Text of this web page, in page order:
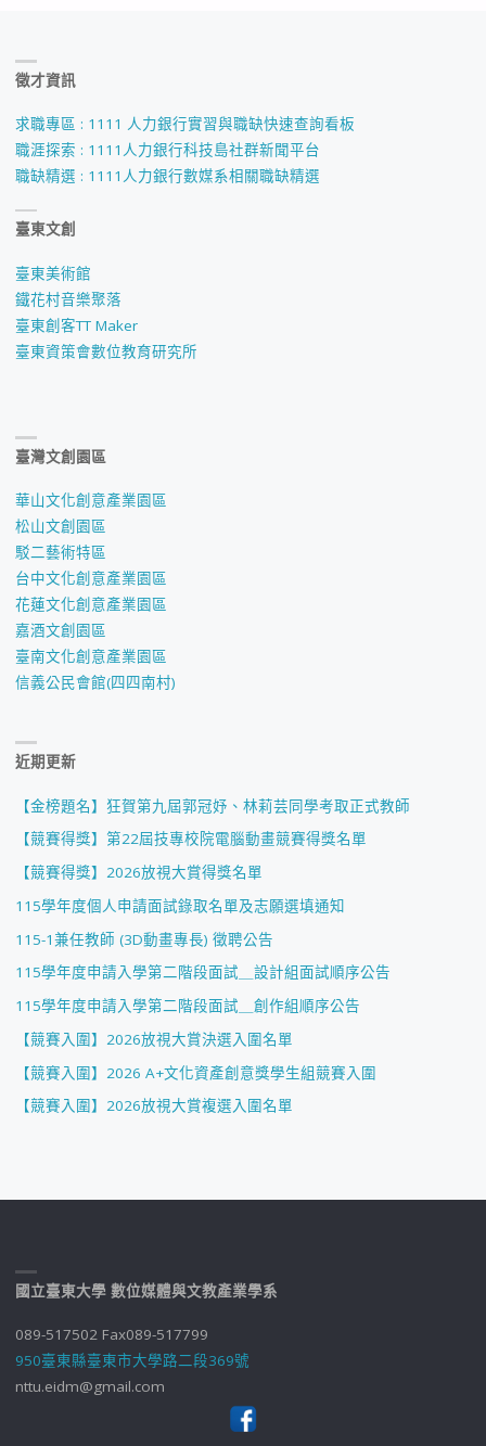
徵才資訊
求職專區 : 1111 人力銀行實習與職缺快速查詢看板
職涯探索 : 1111人力銀行科技島社群新聞平台
職缺精選 : 1111人力銀行數媒系相關職缺精選
臺東文創
臺東美術館
鐵花村音樂聚落
臺東創客TT Maker
臺東資策會數位教育研究所
臺灣文創園區
華山文化創意產業園區
松山文創園區
駁二藝術特區
台中文化創意產業園區
花蓮文化創意產業園區
嘉酒文創園區
臺南文化創意產業園區
信義公民會館(四四南村)
近期更新
【金榜題名】狂賀第九屆郭冠妤、林莉芸同學考取正式教師
【競賽得獎】第22屆技專校院電腦動畫競賽得獎名單
【競賽得獎】2026放視大賞得獎名單
115學年度個人申請面試錄取名單及志願選填通知
115-1兼任教師 (3D動畫專長) 徵聘公告
115學年度申請入學第二階段面試＿設計組面試順序公告
115學年度申請入學第二階段面試＿創作組順序公告
【競賽入圍】2026放視大賞決選入圍名單
【競賽入圍】2026 A+文化資產創意獎學生組競賽入圍
【競賽入圍】2026放視大賞複選入圍名單
國立臺東大學 數位媒體與文教產業學系
089-517502 Fax089-517799
950臺東縣臺東市大學路二段369號
nttu.eidm@gmail.com